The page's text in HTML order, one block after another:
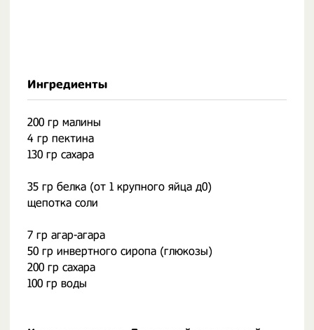
Ингредиенты
200 гр малины
4 гр пектина
130 гр сахара
35 гр белка (от 1 крупного яйца д0)
щепотка соли
7 гр агар-агара
50 гр инвертного сиропа (глюкозы)
200 гр сахара
100 гр воды